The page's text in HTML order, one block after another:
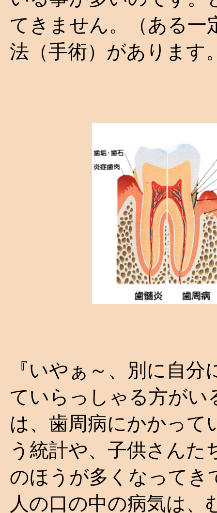
てきません。（ある一
法（手術）があります
『いやぁ～、別に自
ていらっしゃる方がい
は、歯周病にかかって
う統計や、子供さんた
のほうが多くなってき
人の口の中の病気は、